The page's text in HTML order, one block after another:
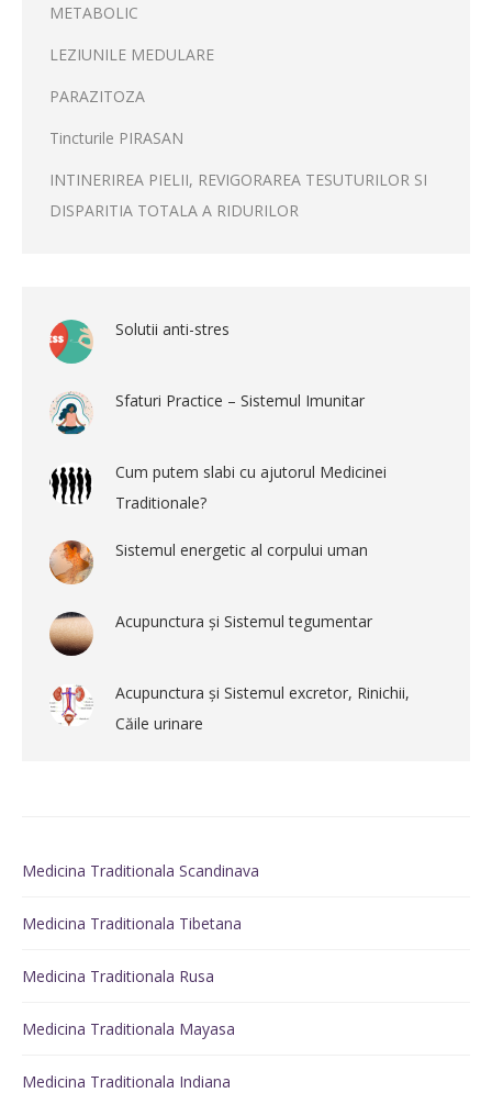
METABOLIC
LEZIUNILE MEDULARE
PARAZITOZA
Tincturile PIRASAN
INTINERIREA PIELII, REVIGORAREA TESUTURILOR SI
DISPARITIA TOTALA A RIDURILOR
Solutii anti-stres
Sfaturi Practice – Sistemul Imunitar
Cum putem slabi cu ajutorul Medicinei
Traditionale?
Sistemul energetic al corpului uman
Acupunctura și Sistemul tegumentar
Acupunctura și Sistemul excretor, Rinichii,
Căile urinare
Medicina Traditionala Scandinava
Medicina Traditionala Tibetana
Medicina Traditionala Rusa
Medicina Traditionala Mayasa
Medicina Traditionala Indiana